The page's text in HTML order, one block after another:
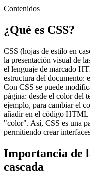
Contenidos
¿Qué es CSS?
CSS (hojas de estilo en
la presentación visual de
el lenguaje de marcado
estructura del documento:
Con CSS se puede
página: desde el color del
ejemplo, para cambiar el
añadir en el código HTML
"color". Así, CSS es una
permitiendo crear
Importancia de
cascada